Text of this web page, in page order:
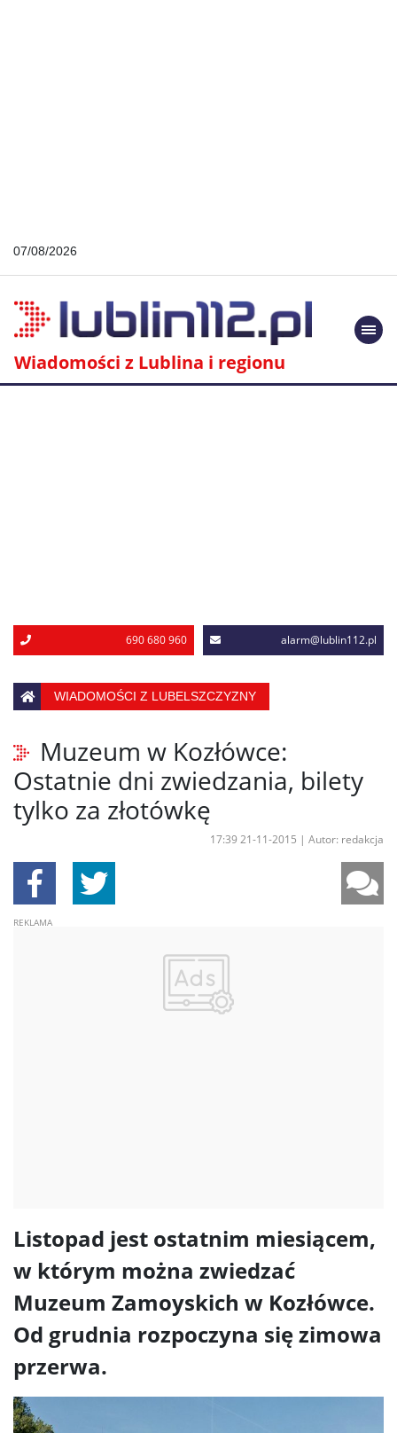
07/08/2026
Wiadomości z Lublina i regionu
690 680 960 alarm@lublin112.pl
WIADOMOŚCI Z LUBELSZCZYZNY
Muzeum w Kozłówce:
Ostatnie dni zwiedzania, bilety
tylko za złotówkę
17:39 21-11-2015 | Autor: redakcja
Listopad jest ostatnim miesiącem,
w którym można zwiedzać
Muzeum Zamoyskich w Kozłówce.
Od grudnia rozpoczyna się zimowa
przerwa.